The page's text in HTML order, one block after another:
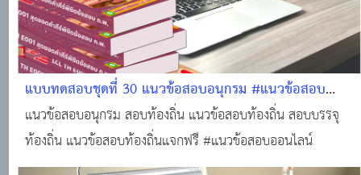
แบบทดสอบชุดที่ 30 แนวข้อสอบอนุกรม #แนวข้อสอบ
ออนไลน์
แนวข้อสอบอนุกรม สอบท้องถิ่น แนวข้อสอบท้องถิ่น สอบบรรจุ
ท้องถิ่น แนวข้อสอบท้องถิ่นแจกฟรี #แนวข้อสอบออนไลน์